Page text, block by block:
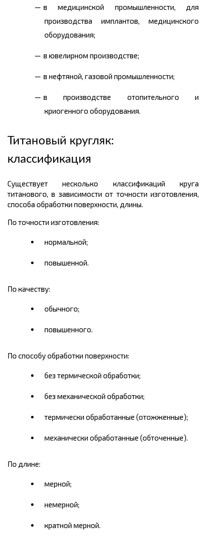
в медицинской промышленности, для
производства имплантов, медицинского
оборудования;
в ювелирном производстве;
в нефтяной, газовой промышленности;
в производстве отопительного и
криогенного оборудования.
Титановый кругляк:
классификация
Существует несколько классификаций круга
титанового, в зависимости от точности изготовления,
способа обработки поверхности, длины.
По точности изготовления:
нормальной;
повышенной.
По качеству:
обычного;
повышенного.
По способу обработки поверхности:
без термической обработки;
без механической обработки;
термически обработанные (отожженные);
механически обработанные (обточенные).
По длине:
мерной;
немерной;
кратной мерной.